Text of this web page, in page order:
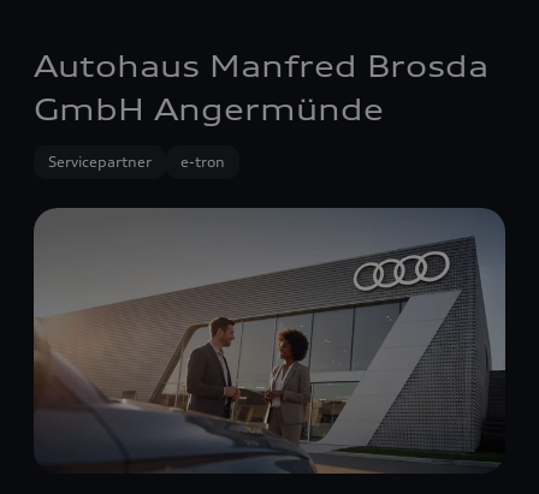
Autohaus Manfred Brosda
GmbH Angermünde
Servicepartner e-tron